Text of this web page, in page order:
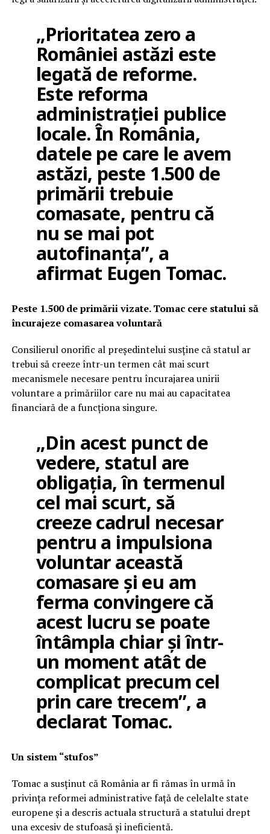
„Prioritatea zero a
României astăzi este
legată de reforme.
Este reforma
administrației publice
locale. În România,
datele pe care le avem
astăzi, peste 1.500 de
primării trebuie
comasate, pentru că
nu se mai pot
autofinanța”, a
afirmat Eugen Tomac.
Peste 1.500 de primării vizate. Tomac cere statului să
încurajeze comasarea voluntară
Consilierul onorific al președintelui susține că statul ar
trebui să creeze într-un termen cât mai scurt
mecanismele necesare pentru încurajarea unirii
voluntare a primăriilor care nu mai au capacitatea
financiară de a funcționa singure.
„Din acest punct de
vedere, statul are
obligația, în termenul
cel mai scurt, să
creeze cadrul necesar
pentru a impulsiona
voluntar această
comasare și eu am
ferma convingere că
acest lucru se poate
întâmpla chiar și într-
un moment atât de
complicat precum cel
prin care trecem”, a
declarat Tomac.
Un sistem “stufos”
Tomac a susținut că România ar fi rămas în urmă în
privința reformei administrative față de celelalte state
europene și a descris actuala structură a statului drept
una excesiv de stufoasă și ineficientă.